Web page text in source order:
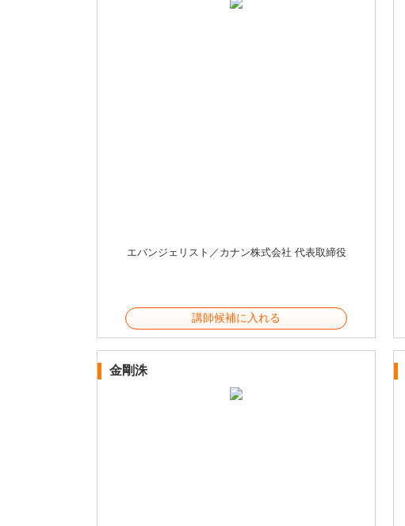
エバンジェリスト／カナン株式会社 代表取締役
講師候補に入れる
金剛洙